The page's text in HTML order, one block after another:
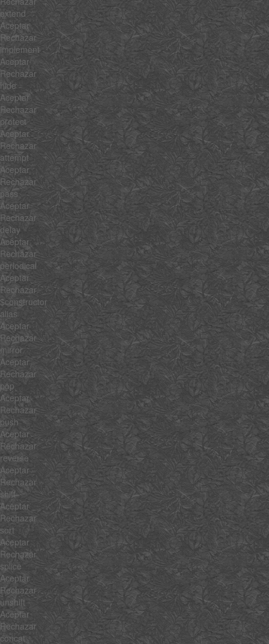
extend
Aceptar
Rechazar
implement
Aceptar
Rechazar
hide
Aceptar
Rechazar
protect
Aceptar
Rechazar
attempt
Aceptar
Rechazar
pass
Aceptar
Rechazar
delay
Aceptar
Rechazar
periodical
Aceptar
Rechazar
$constructor
alias
Aceptar
Rechazar
mirror
Aceptar
Rechazar
pop
Aceptar
Rechazar
push
Aceptar
Rechazar
reverse
Aceptar
Rechazar
shift
Aceptar
Rechazar
sort
Aceptar
Rechazar
splice
Aceptar
Rechazar
unshift
Aceptar
Rechazar
concat